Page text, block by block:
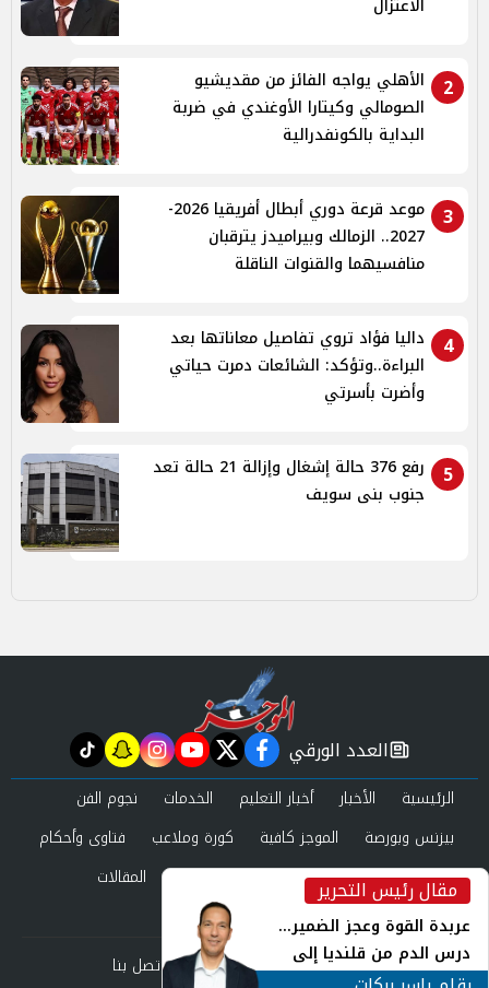
الاعتزال
2
الأهلي يواجه الفائز من مقديشيو
الصومالي وكيتارا الأوغندي في ضربة
البداية بالكونفدرالية
3
موعد قرعة دوري أبطال أفريقيا 2026-
2027.. الزمالك وبيراميدز يترقبان
منافسيهما والقنوات الناقلة
4
داليا فؤاد تروي تفاصيل معاناتها بعد
البراءة..وتؤكد: الشائعات دمرت حياتي
وأضرت بأسرتي
5
رفع 376 حالة إشغال وإزالة 21 حالة تعد
جنوب بنى سويف
مقال رئيس التحرير
عربدة القوة وعجز الضمير...
درس الدم من قلنديا إلى
جنوب لبنان
newspaper
العدد الورقي facebook
twitter
youtube
instagram
snapchat
tiktok
الرئيسية الأخبار أخبار التعليم الخدمات
نجوم الفن
بيزنس وبورصة
الموجز كافية كورة وملاعب
فتاوى وأحكام
صحة وجمال
عرب وعالم حوادث ومحاكم
المقالات
العدد الورقي
من نحن
سياسة الخصوصية اتصل بنا